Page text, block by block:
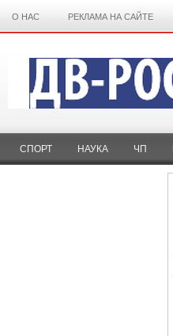
О НАС РЕКЛАМА НА САЙТЕ
СПОРТ НАУКА ЧП